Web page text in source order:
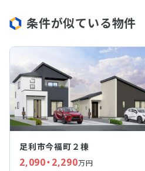
条件が似ている物件
足利市今福町２棟
2,090・2,290万円